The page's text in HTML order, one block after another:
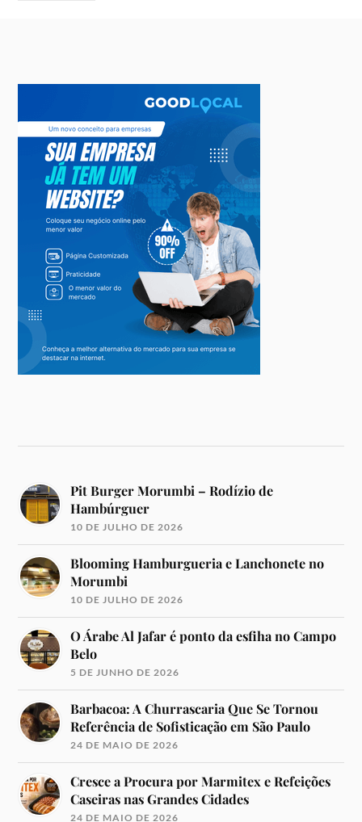
Pit Burger Morumbi – Rodízio de
Hambúrguer
10 DE JULHO DE 2026
Blooming Hamburgueria e Lanchonete no
Morumbi
10 DE JULHO DE 2026
O Árabe Al Jafar é ponto da esfiha no Campo
Belo
5 DE JUNHO DE 2026
Barbacoa: A Churrascaria Que Se Tornou
Referência de Sofisticação em São Paulo
24 DE MAIO DE 2026
Cresce a Procura por Marmitex e Refeições
Caseiras nas Grandes Cidades
24 DE MAIO DE 2026